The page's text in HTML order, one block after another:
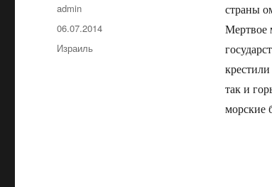
страны
Мертвое
так и
морские
Автор
admin
Опубликовано
06.07.2014
Рубрики
Израиль